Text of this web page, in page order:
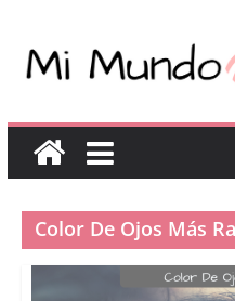
Color De Ojos Más